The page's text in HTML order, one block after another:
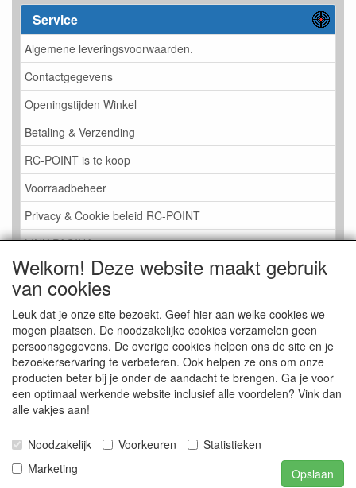
Service
Algemene leveringsvoorwaarden.
Contactgegevens
Openingstijden Winkel
Betaling & Verzending
RC-POINT is te koop
Voorraadbeheer
Privacy & Cookie beleid RC-POINT
LINK PAGINA
Gastenboek RC-POINT
Kijkje in de Winkel
Welkom! Deze website maakt gebruik
van cookies
Leuk dat je onze site bezoekt. Geef hier aan welke cookies we
mogen plaatsen. De noodzakelijke cookies verzamelen geen
persoonsgegevens. De overige cookies helpen ons de site en je
bezoekerservaring te verbeteren. Ook helpen ze ons om onze
producten beter bij je onder de aandacht te brengen. Ga je voor
een optimaal werkende website inclusief alle voordelen? Vink dan
alle vakjes aan!
Noodzakelijk Voorkeuren
Statistieken
Marketing
Opslaan